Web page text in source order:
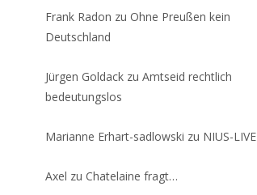
Frank Radon zuOhne Preußen kein
Deutschland
Jürgen Goldack zuAmtseid rechtlich
bedeutungslos
Marianne Erhart-sadlowski zu NIUS-LIVE
Axel zuChatelaine fragt…